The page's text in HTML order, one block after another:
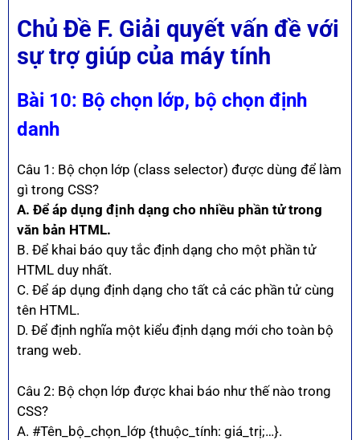
Chủ Đề F. Giải quyết vấn đề với
sự trợ giúp của máy tính
Bài 10: Bộ chọn lớp, bộ chọn định
danh
Câu 1: Bộ chọn lớp (class selector) được dùng để làm
gì trong CSS?
A. Để áp dụng định dạng cho nhiều phần tử trong
văn bản HTML.
B. Để khai báo quy tắc định dạng cho một phần tử
HTML duy nhất.
C. Để áp dụng định dạng cho tất cả các phần tử cùng
tên HTML.
D. Để định nghĩa một kiểu định dạng mới cho toàn bộ
trang web.
Câu 2: Bộ chọn lớp được khai báo như thế nào trong
CSS?
A. #Tên_bộ_chọn_lớp {thuộc_tính: giá_trị;…}.